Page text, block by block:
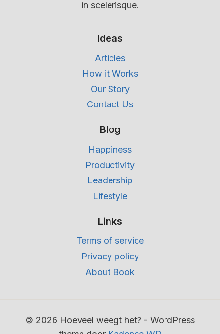
in scelerisque.
Ideas
Articles
How it Works
Our Story
Contact Us
Blog
Happiness
Productivity
Leadership
Lifestyle
Links
Terms of service
Privacy policy
About Book
© 2026 Hoeveel weegt het? - WordPress